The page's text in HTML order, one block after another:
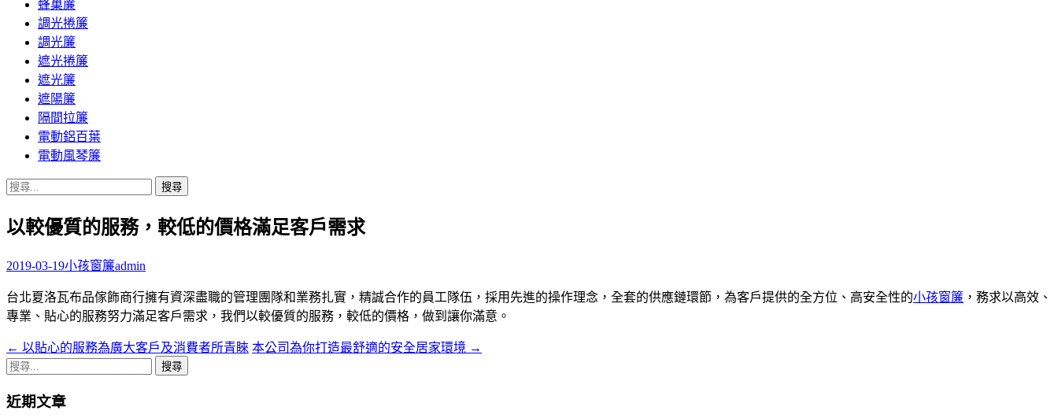
蜂巢簾
調光捲簾
調光簾
遮光捲簾
遮光簾
遮陽簾
隔間拉簾
電動鋁百葉
電動風琴簾
搜
關
字:
以較優質的服務，較低的價格滿足客戶需求
2019-03-19小孩窗簾admin
台北夏洛瓦布品傢飾商行擁有資深盡職的管理團隊和業務扎實，精誠合作的員工隊伍，採用先進的操作理念，全套的供應鏈環節，為客戶提供的全方位、高安全性的小孩窗簾 ，務求以高效、
專業、貼心的服務努力滿足客戶需求，我們以較優質的服務，較低的價格，做到讓你滿意。
文
章
導
← 以貼心的服務為廣大客戶及消費者所青睞 本公司為你打造最舒適的安全居家環境 →
搜
關
近期文章